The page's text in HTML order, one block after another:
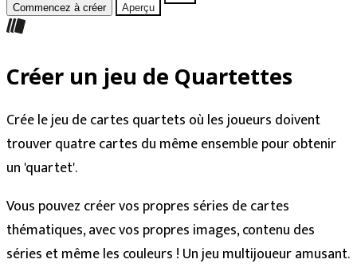
Commencez à créer Aperçu
Créer un jeu de Quartettes
Crée le jeu de cartes quartets où les joueurs doivent
trouver quatre cartes du même ensemble pour obtenir
un 'quartet'.
Vous pouvez créer vos propres séries de cartes
thématiques, avec vos propres images, contenu des
séries et même les couleurs ! Un jeu multijoueur amusant.